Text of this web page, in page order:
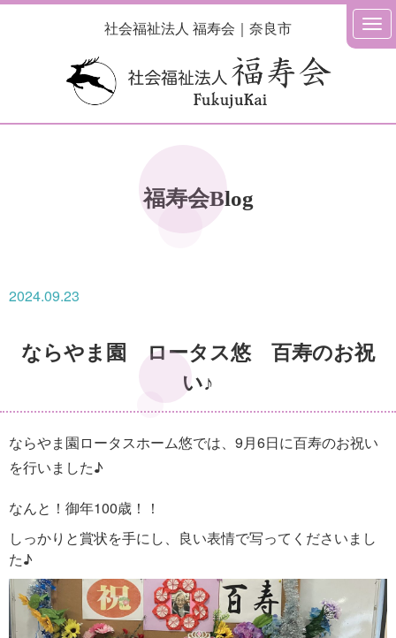
社会福祉法人 福寿会｜奈良市
福寿会Blog
2024.09.23
ならやま園 ロータス悠 百寿のお祝
い♪
ならやま園ロータスホーム悠では、9月6日に百寿のお祝い
を行いました♪
なんと！御年100歳！！
しっかりと賞状を手にし、良い表情で写ってくださいまし
た♪